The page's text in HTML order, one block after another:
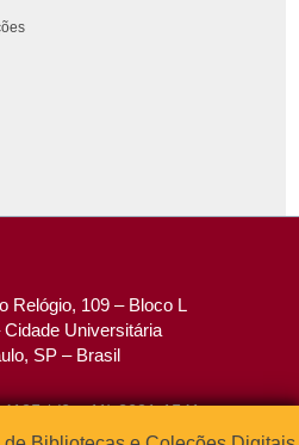
Relógio, 109 – Bloco L
Cidade Universitária
SP – Brasil
/ (0xx11) 3091-1541
3091-1567